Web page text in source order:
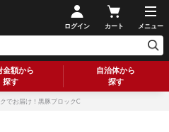
ログイン カート メニュー
金額から
探す
自治体から
探す
でお届け！黒豚ブロックC